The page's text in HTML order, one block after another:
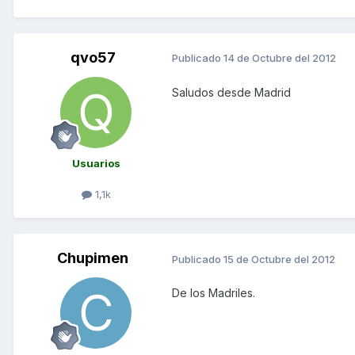
qvo57
Usuarios
1,1k
Publicado 14 de Octubre del 2012
Saludos desde Madrid
Chupimen Publicado 15 de Octubre del 2012
De los Madriles.